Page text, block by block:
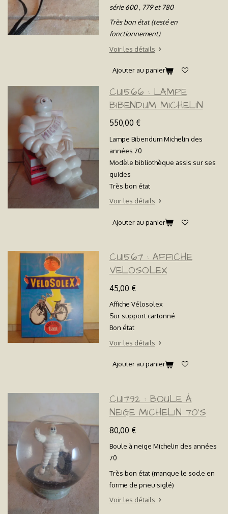
série 600 , 779 et 780
Très bon état (testé en
fonctionnement)
Voir les détails
Ajouter au panier
CU1566 : LAMPE
BIBENDUM MICHELIN
550,00 €
Lampe Bibendum Michelin des
années 70
Modèle bibliothèque assis sur ses
guides
Très bon état
Voir les détails
Ajouter au panier
CU1567 : AFFICHE
VELOSOLEX
45,00 €
Affiche Vélosolex
Sur support cartonné
Bon état
Voir les détails
Ajouter au panier
CU1792 : BOULE À
NEIGE MICHELIN 70'S
80,00 €
Boule à neige Michelin des années
70
Très bon état (manque le socle en
forme de pneu siglé)
Voir les détails